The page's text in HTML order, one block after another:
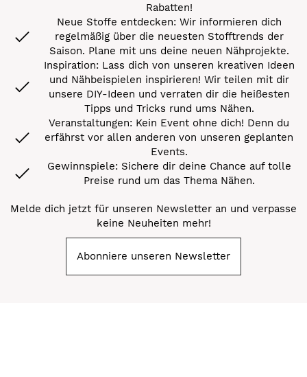
Rabatten!
Neue Stoffe entdecken: Wir informieren dich
regelmäßig über die neuesten Stofftrends der
Saison. Plane mit uns deine neuen Nähprojekte.
Inspiration: Lass dich von unseren kreativen Ideen
und Nähbeispielen inspirieren! Wir teilen mit dir
unsere DIY-Ideen und verraten dir die heißesten
Tipps und Tricks rund ums Nähen.
Veranstaltungen: Kein Event ohne dich! Denn du
erfährst vor allen anderen von unseren geplanten
Events.
Gewinnspiele: Sichere dir deine Chance auf tolle
Preise rund um das Thema Nähen.
Melde dich jetzt für unseren Newsletter an und verpasse
keine Neuheiten mehr!
Abonniere unseren Newsletter